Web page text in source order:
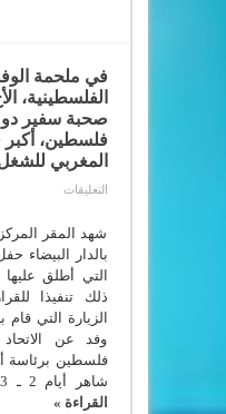
في ملحمة
الفلسطينية،
صحبة سفير
فلسطين، أكبر
المغربي
التعليقات
الوفاء
للقضية
الفلسطينية،
الأخ
الأمين
العام
يدشن
صحبة
سفير
دولة
فلسطين
قاعة
فلسطين،
شهد المقر
بالدار البيضاء
التي أطلق
ذلك تنفيذا
الزيارة التي
وفد عن
فلسطين برئاسة
شاهر أيام 2 ـ 3 ـ 4 يوليوز 2013.
القراءة »